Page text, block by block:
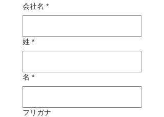
会社名 *
姓 *
名 *
フリガナ